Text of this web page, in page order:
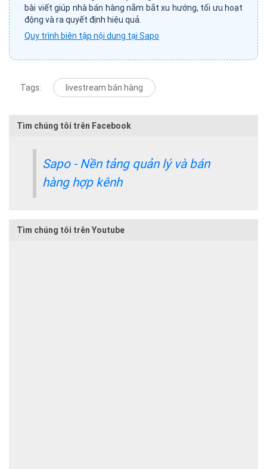
bài viết giúp nhà bán hàng nắm bắt xu hướng, tối ưu hoạt
động và ra quyết định hiệu quả.
Quy trình biên tập nội dung tại Sapo
Tags: livestream bán hàng
Tìm chúng tôi trên Facebook
Sapo - Nền tảng quản lý và bán
hàng hợp kênh
Tìm chúng tôi trên Youtube